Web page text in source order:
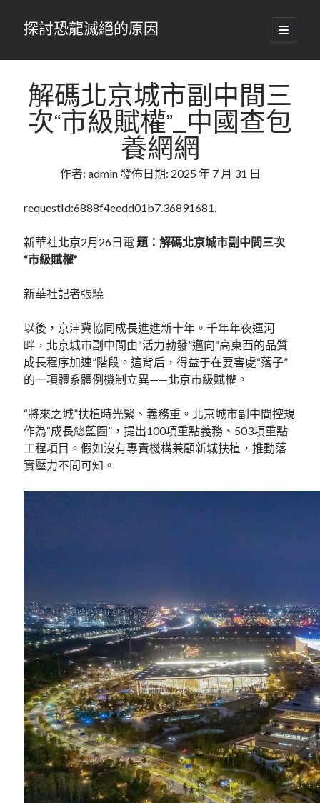
探討恐龍滅絕的原因
開
啟
要
單
解碼北京城市副中間三
次“市級賦權”_中國查包
養網網
作者: admin發佈日期: 2025 年 7 月 31 日
requestId:6888f4eedd01b7.36891681.
新華社北京2月26日電題：解碼北京城市副中間三次
“市級賦權”
新華社記者張驍
以後，京津冀協同成長進進新十年。千年年夜運河
畔，北京城市副中間由“活力勃發”邁向“高東西的品質
成長程序加速”階段。這背后，得益于在要害處“落子”
的一項體系體例機制立異——北京市級賦權。
“將來之城”扶植時光緊、義務重。北京城市副中間控規
作為“成長總藍圖”，提出100項重點義務、503項重點
工程項目。假如沒有專責機構兼顧新城扶植，推動落
實壓力不問可知。